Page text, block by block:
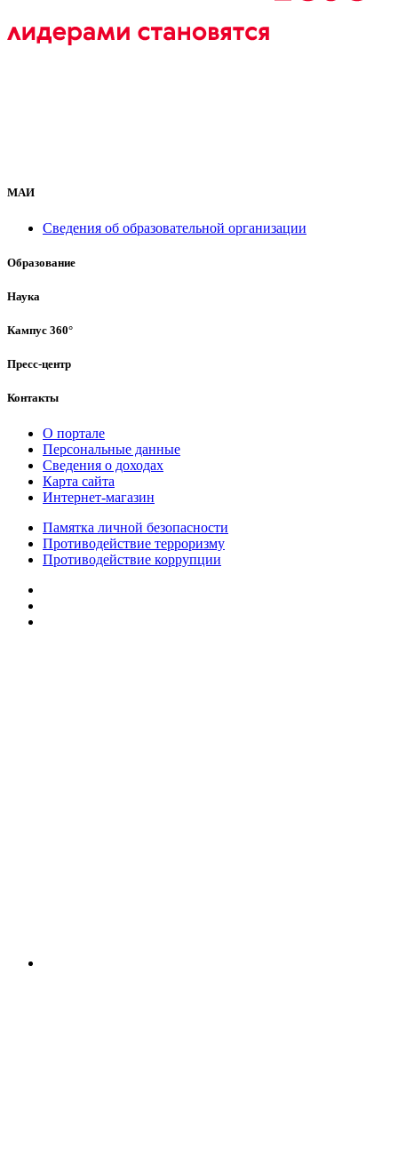
МАИ
Сведения об образовательной организации
Образование
Наука
Кампус 360°
Пресс-центр
Контакты
О портале
Персональные данные
Сведения о доходах
Карта сайта
Интернет-магазин
Памятка личной безопасности
Противодействие терроризму
Противодействие коррупции